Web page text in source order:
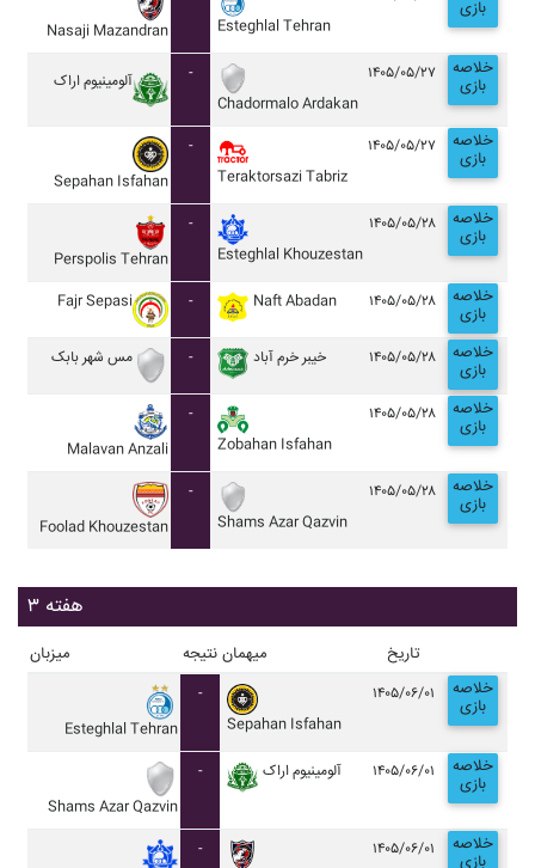
Nasaji Mazandran
Esteghlal Tehran
بازی
آلومينيوم اراک
-
Chadormalo Ardakan
۱۴۰۵/۰۵/۲۷ خلاصه
بازی
Sepahan Isfahan
-
Teraktorsazi Tabriz
۱۴۰۵/۰۵/۲۷ خلاصه
بازی
Perspolis Tehran
-
Esteghlal Khouzestan
۱۴۰۵/۰۵/۲۸ خلاصه
بازی
Fajr Sepasi - Naft Abadan ۱۴۰۵/۰۵/۲۸ خلاصه
بازی
مس شهر بابک - خيبر خرم آباد ۱۴۰۵/۰۵/۲۸ خلاصه
بازی
Malavan Anzali
-
Zobahan Isfahan
۱۴۰۵/۰۵/۲۸ خلاصه
بازی
Foolad Khouzestan
-
Shams Azar Qazvin
۱۴۰۵/۰۵/۲۸ خلاصه
بازی
هفته ۳
میزبان نتیجه میهمان تاریخ
Esteghlal Tehran
-
Sepahan Isfahan
۱۴۰۵/۰۶/۰۱ خلاصه
بازی
Shams Azar Qazvin
- آلومينيوم اراک ۱۴۰۵/۰۶/۰۱ خلاصه
بازی
-
۱۴۰۵/۰۶/۰۱ خلاصه
بازی